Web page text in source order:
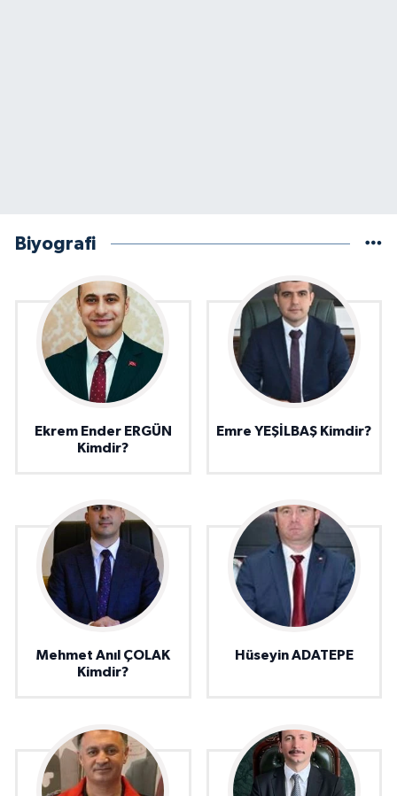
Biyografi
Ekrem Ender ERGÜN
Kimdir?
Emre YEŞİLBAŞ Kimdir?
Mehmet Anıl ÇOLAK
Kimdir?
Hüseyin ADATEPE